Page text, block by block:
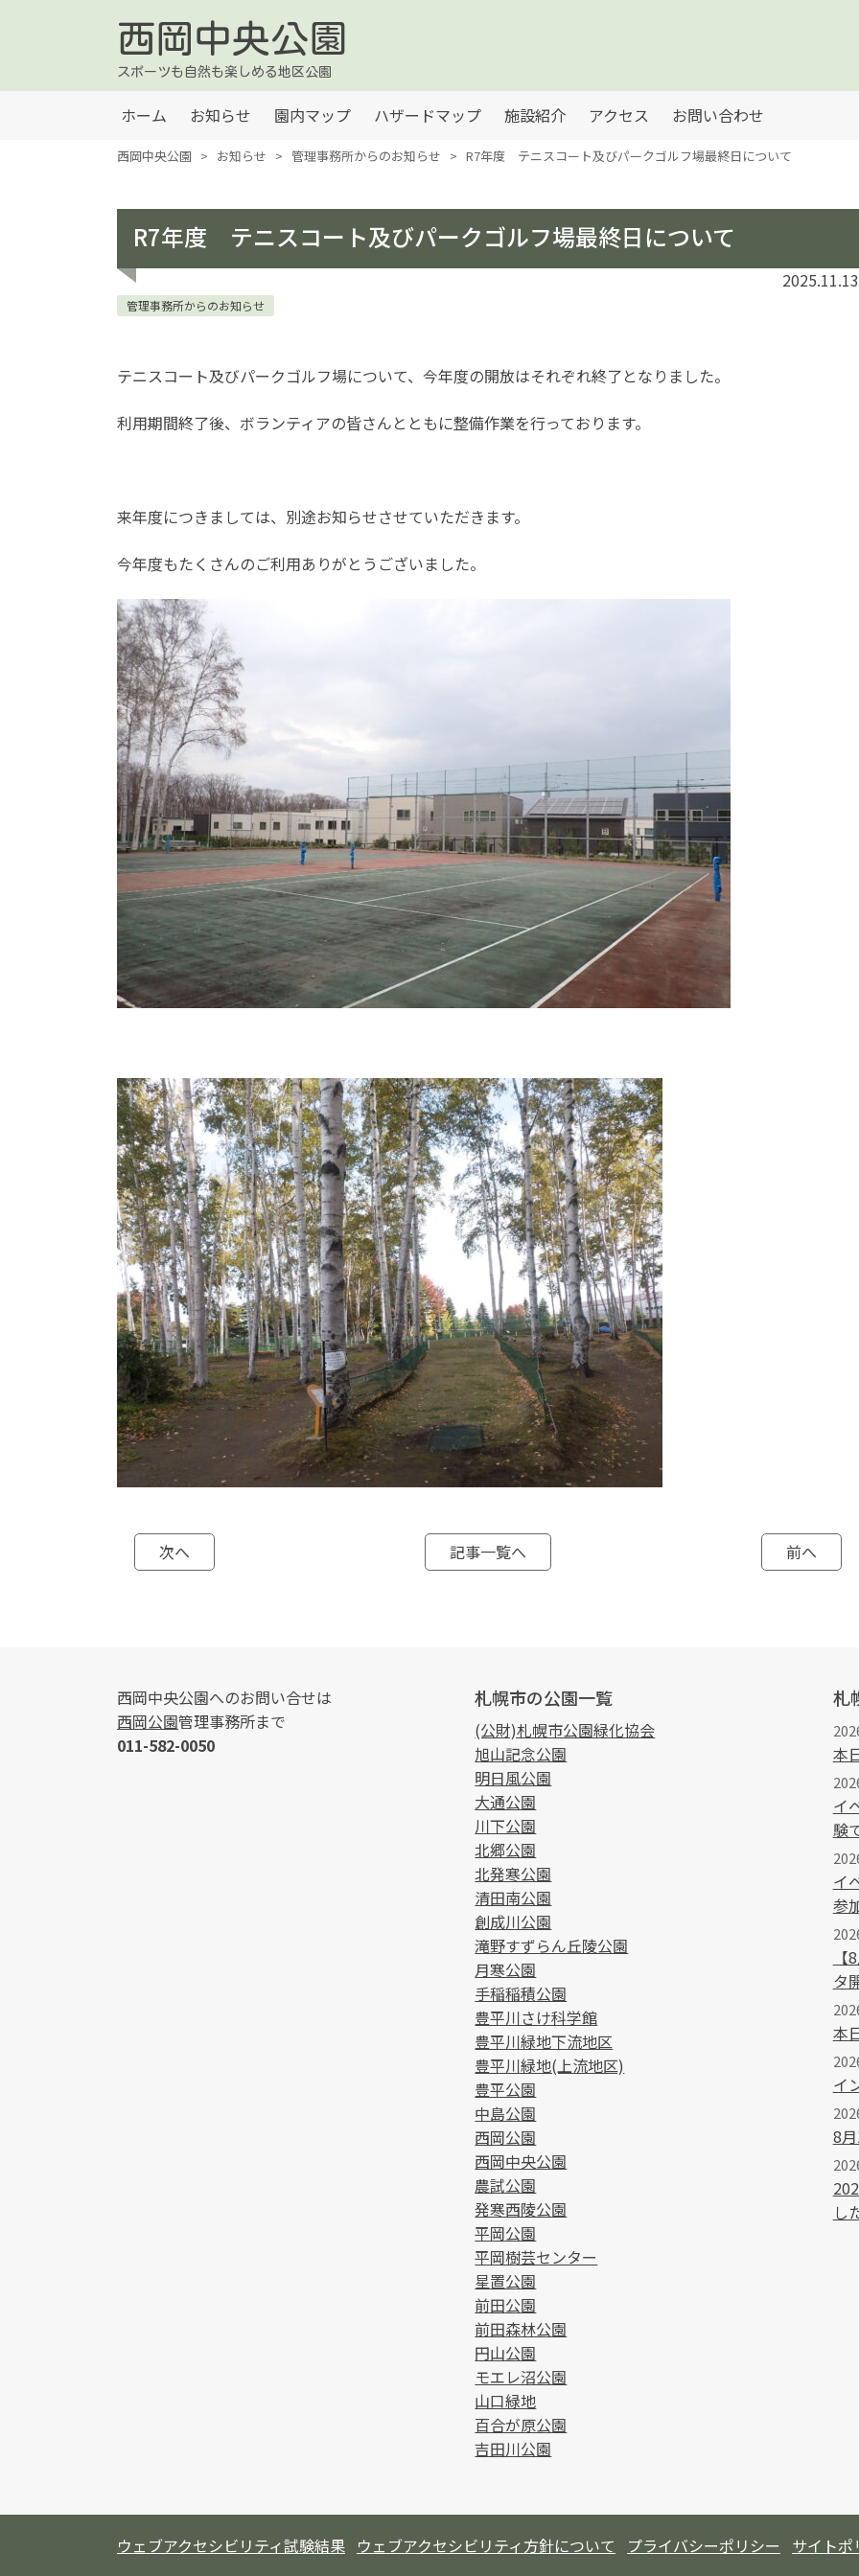
西岡中央公園
スポーツも自然も楽しめる地区公園
ホーム お知らせ 園内マップ ハザードマップ 施設紹介 アクセス お問い合わせ
西岡中央公園 > お知らせ > 管理事務所からのお知らせ > R7年度 テニスコート及びパークゴルフ場最終日について
R7年度 テニスコート及びパークゴルフ場最終日について
2025.11.13
管理事務所からのお知らせ
テニスコート及びパークゴルフ場について、今年度の開放はそれぞれ終了となりました。
利用期間終了後、ボランティアの皆さんとともに整備作業を行っております。
来年度につきましては、別途お知らせさせていただきます。
今年度もたくさんのご利用ありがとうございました。
次へ 記事一覧へ 前へ
西岡中央公園へのお問い合せは
西岡公園管理事務所まで
011-582-0050
札幌市の公園一覧
(公財)札幌市公園緑化協会
旭山記念公園
明日風公園
大通公園
川下公園
北郷公園
北発寒公園
清田南公園
創成川公園
滝野すずらん丘陵公園
月寒公園
手稲稲積公園
豊平川さけ科学館
豊平川緑地下流地区
豊平川緑地(上流地区)
豊平公園
中島公園
西岡公園
西岡中央公園
農試公園
発寒西陵公園
平岡公園
平岡樹芸センター
星置公園
前田公園
前田森林公園
円山公園
モエレ沼公園
山口緑地
百合が原公園
吉田川公園
札
本
イ
験
イ
参
タ
本
イ
8
し
ウェブアクセシビリティ試験結果 ウェブアクセシビリティ方針について プライバシーポリシー サイトポ